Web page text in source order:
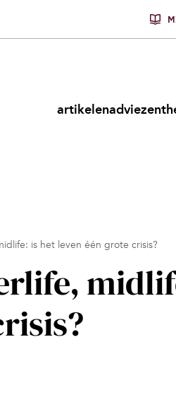
artikelenadviezen
is het leven één grote crisis?